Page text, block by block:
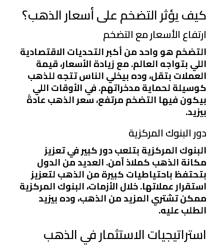
كيف يؤثر التضخم على أسعار الذهب؟
ارتفاع الأسعار مع التضخم
التضخم هو واحد من أكبر التحديات الاقتصادية
اللي بتواجه العالم. مع زيادة الأسعار، قيمة
العملات بتقل، وده بيخلي الناس تتجه للذهب
كوسيلة لحماية مدخراتهم. في الأوقات اللي
بيكون فيها التضخم مرتفع، سعر الذهب عادةً
بيزيد.
دور البنوك المركزية
البنوك المركزية بتلعب دور كبير في تعزيز
مكانة الذهب كملاذ آمن. العديد من الدول
بتحتفظ باحتياطيات كبيرة من الذهب لتعزيز
استقرار عملاتها. خلال الأزمات، البنوك المركزية
ممكن تشتري المزيد من الذهب، وده بيزيد
الطلب عليه.
استراتيجيات الاستثمار في الذهب